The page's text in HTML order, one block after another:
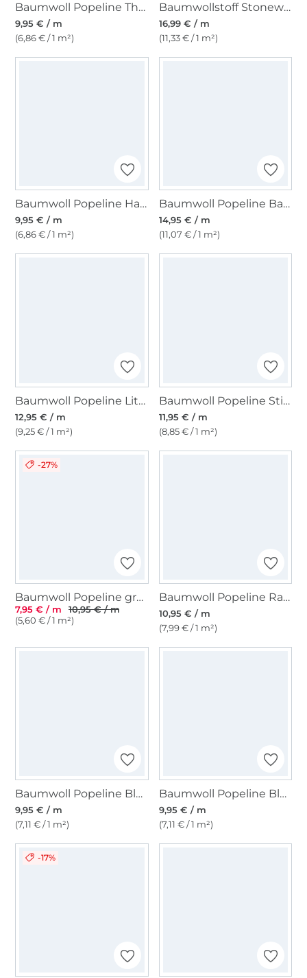
Baumwoll Popeline The Flowers, dunkelblau
9,95 € / m
(6,86 € / 1 m²)
Baumwollstoff Stonewashed Fibre Mood, creme
16,99 € / m
(11,33 € / 1 m²)
Baumwoll Popeline Happy Smile, rosa
9,95 € / m
(6,86 € / 1 m²)
Baumwoll Popeline Batik Flowers, beere
14,95 € / m
(11,07 € / 1 m²)
Baumwoll Popeline Little Fox, natur
12,95 € / m
(9,25 € / 1 m²)
Baumwoll Popeline Stickerei Little Flowers, weiss
11,95 € / m
(8,85 € / 1 m²)
-27%
Baumwoll Popeline großer Anker, marine
7,95 € / m
10,95 € / m
(5,60 € / 1 m²)
Baumwoll Popeline Ranken 2, blau
10,95 € / m
(7,99 € / 1 m²)
Baumwoll Popeline Bloom & Birds, altgrün
9,95 € / m
(7,11 € / 1 m²)
Baumwoll Popeline Bloom & Birds, altrosa
9,95 € / m
(7,11 € / 1 m²)
-17%